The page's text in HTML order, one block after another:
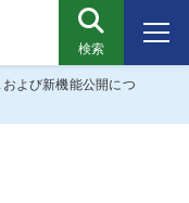
検索
よび新機能公開につ